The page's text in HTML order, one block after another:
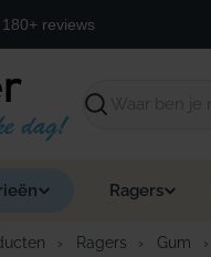
180+ reviews
Zoeken
Ragers
› Ragers › Gum ›